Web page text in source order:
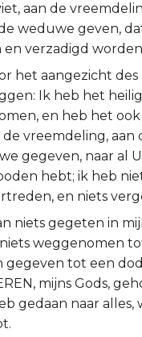
aan de
weduwe geven,
verzadigd
het aangezicht des
Ik heb het
en heb het ook
de vreemdeling, aan
gegeven, naar al
hebt; ik heb
en niets
niets gegeten in
weggenomen
gegeven tot een
mijns Gods,
gedaan naar alles,